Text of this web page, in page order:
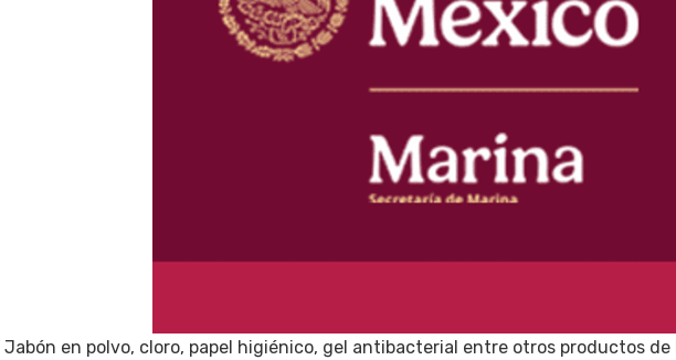
Jabón en polvo, cloro, papel higiénico, gel antibacterial entre otros productos de